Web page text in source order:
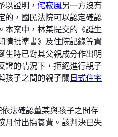
以證明， 侘寂風另一方沒有
的，國民法院可以認定確認
本案中，林某提交的《誕生
情批準書》及住院記錄等資
生時已對其父親成分作出明
證的情況下，拒絕進行親子
孩子之間的親子關日式住宅
法確認董某與孩子之間存
月付出撫養費。該判決已失